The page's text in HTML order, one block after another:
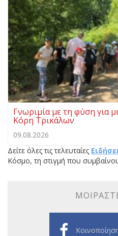
Γνωριμία με τη φύση για
Κόρη Τρικάλων
09.08.2026
Δείτε όλες τις τελευταίες
Κόσμο, τη στιγμή που